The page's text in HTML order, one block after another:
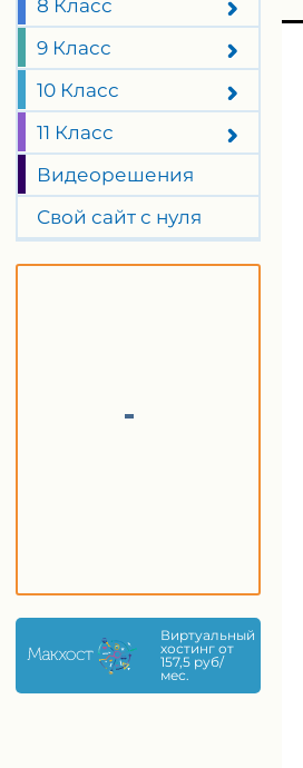
8 Класс
9 Класс
10 Класс
11 Класс
Видеорешения
Свой сайт с нуля
Виртуальный
хостинг от
157,5 руб/
мес.